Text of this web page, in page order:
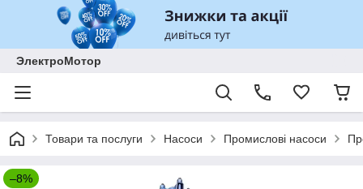
ЭлектроМотор
Товари та послуги Насоси Промислові насоси
–8%